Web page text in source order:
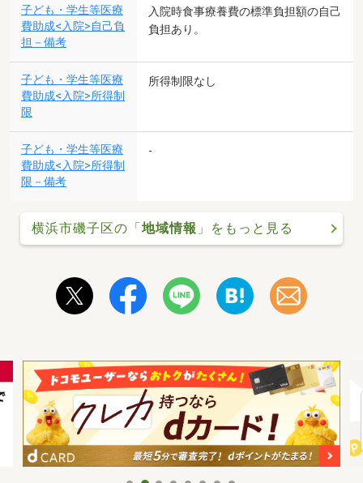
子ども・学生等医療
費助成<入院>自己負
担－備考
入院時食事療養費の標準負担額の自己
負担あり。
子ども・学生等医療
費助成<入院>所得制
限
所得制限なし
子ども・学生等医療
費助成<入院>所得制
限－備考
-
横浜市磯子区の「地域情報 」をもっと見る